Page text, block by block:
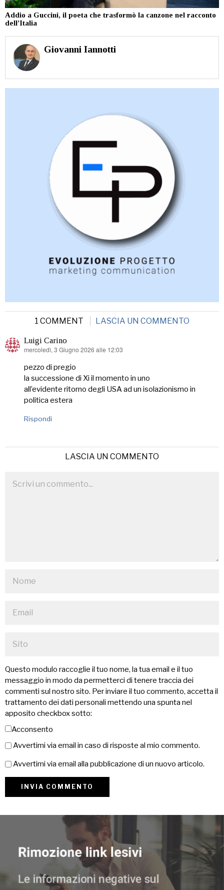
Addio a Guccini, il poeta che trasformò la canzone nel racconto
dell’Italia
Giovanni Iannotti
1 COMMENT LASCIA UN COMMENTO
Luigi Carino
ha
mercoledì, 3 Giugno 2026 alle 12:03
pezzo di pregio
la successione di Xi il momento in uno
all’evidente ritorno degli USA ad un isolazionismo in
politica estera
Rispondi
LASCIA UN COMMENTO
Questo modulo raccoglie il tuo nome, la tua email e il tuo
messaggio in modo da permetterci di tenere traccia dei
commenti sul nostro sito. Per inviare il tuo commento, accetta il
trattamento dei dati personali mettendo una spunta nel
apposito checkbox sotto:
Acconsento
Avvertimi via email in caso di risposte al mio commento.
Avvertimi via email alla pubblicazione di un nuovo articolo.